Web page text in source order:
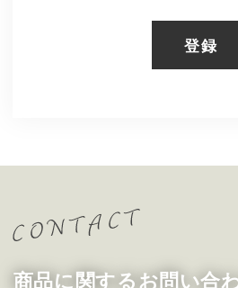
登録
商品に関するお問い合